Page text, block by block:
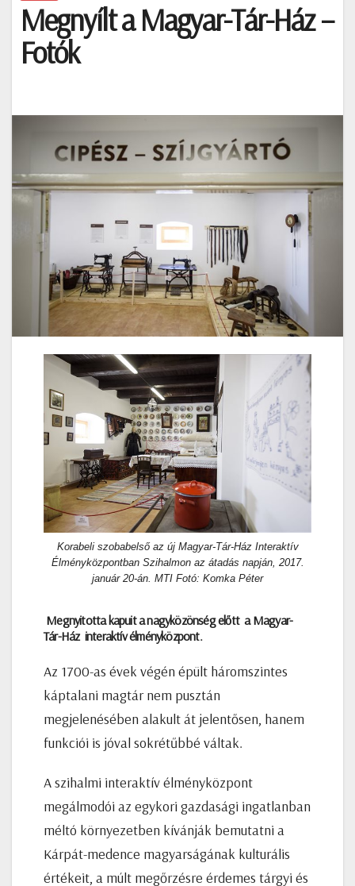
Megnyílt a Magyar-Tár-Ház –
Fotók
Korabeli szobabelső az új Magyar-Tár-Ház Interaktív
Élményközpontban Szihalmon az átadás napján, 2017.
január 20-án. MTI Fotó: Komka Péter
Megnyitotta kapuit a nagyközönség előtt a Magyar-
Tár-Ház interaktív élményközpont.
Az 1700-as évek végén épült háromszintes
káptalani magtár nem pusztán
megjelenésében alakult át jelentősen, hanem
funkciói is jóval sokrétűbbé váltak.
A szihalmi interaktív élményközpont
megálmodói az egykori gazdasági ingatlanban
méltó környezetben kívánják bemutatni a
Kárpát-medence magyarságának kulturális
értékeit, a múlt megőrzésre érdemes tárgyi és